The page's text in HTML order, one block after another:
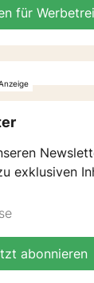
für
exklusiven
abonnieren